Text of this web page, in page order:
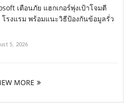
เตือนภัย แฮกเกอร์พุ่งเป้าโจมตี
โรงแรม พร้อมแนะวิธีป้องกันข้อมูลรั่ว
5, 2026
MORE